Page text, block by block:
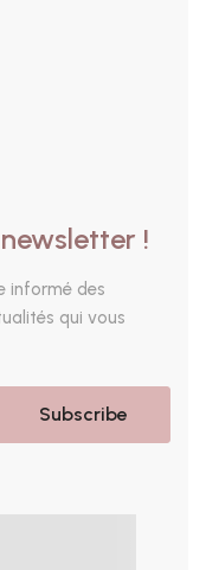
!
informé des
qui vous
Subscribe